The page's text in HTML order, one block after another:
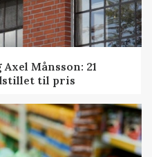
Månsson: 21
til pris